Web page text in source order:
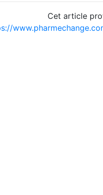
Cet article